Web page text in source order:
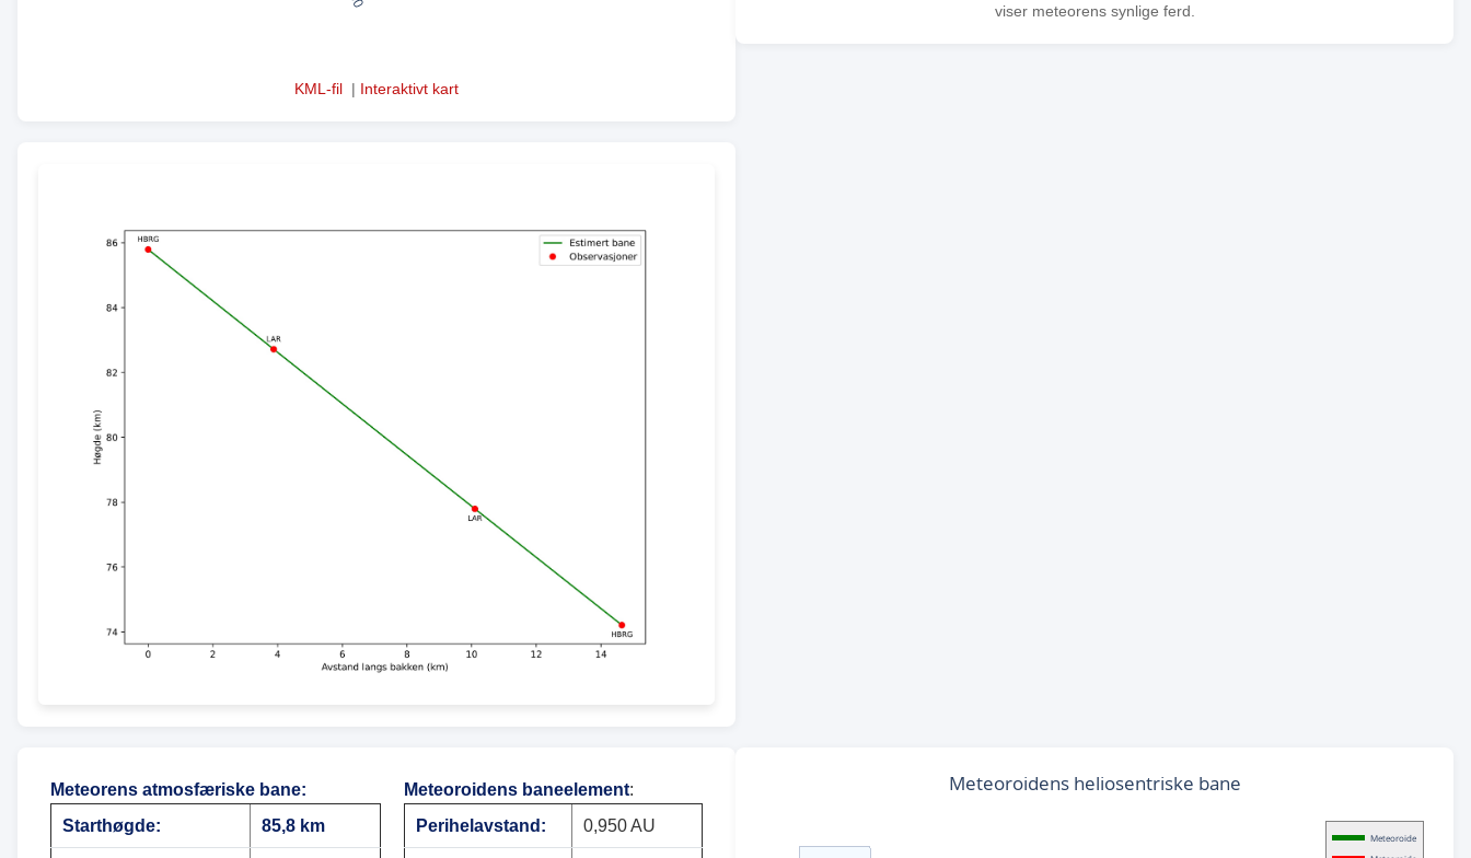
KML-fil | Interaktivt kart
viser meteorens synlige ferd.
Meteorens atmosfæriske bane:
Starthøgde:
85,8 km
Meteoroidens baneelement:
Perihelavstand:
0,950 AU